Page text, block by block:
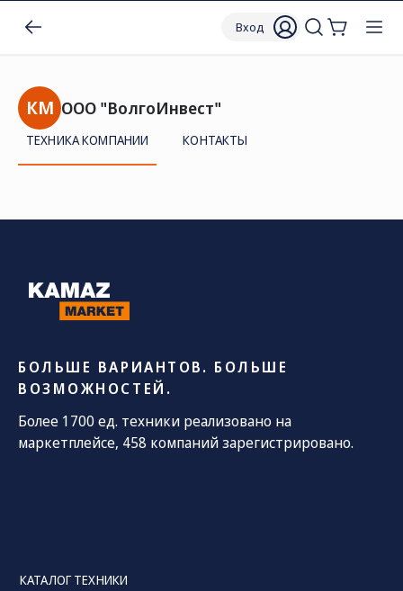
Вход
КМ ООО "ВолгоИнвест"
ТЕХНИКА КОМПАНИИ КОНТАКТЫ
БОЛЬШЕ ВАРИАНТОВ. БОЛЬШЕ
ВОЗМОЖНОСТЕЙ.
Более 1700 ед. техники реализовано на
маркетплейсе, 458 компаний зарегистрировано.
КАТАЛОГ ТЕХНИКИ